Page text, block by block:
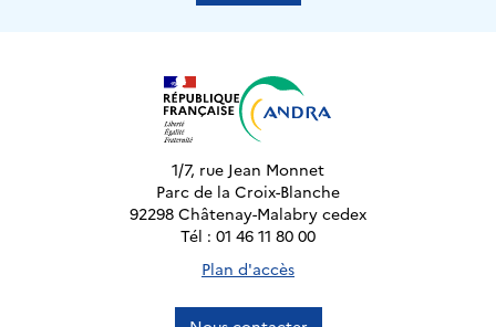
1/7, rue Jean Monnet
Parc de la Croix-Blanche
92298 Châtenay-Malabry cedex
Tél : 01 46 11 80 00
Plan d'accès